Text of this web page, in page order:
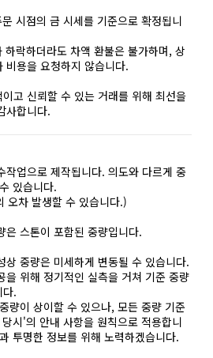
문 시점의 금 시세를 기준으로 확정됩니
하락하더라도 차액 환불은 불가하며, 상
비용을 요청하지 않습니다.
고 신뢰할 수 있는 거래를 위해 최선을
사합니다.
작업으로 제작됩니다. 의도와 다르게 중
있습니다.
차 발생할 수 있습니다.)
은 스톤이 포함된 중량입니다.
상 중량은 미세하게 변동될 수 있습니다.
을 위해 정기적인 실측을 거쳐 기준 중량
다.
량이 상이할 수 있으나, 모든 중량 기준
시'의 안내 사항을 원칙으로 적용합니
투명한 정보를 위해 노력하겠습니다.